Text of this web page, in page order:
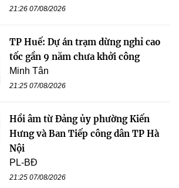
21:26 07/08/2026
TP Huế: Dự án trạm dừng nghỉ cao
tốc gần 9 năm chưa khởi công
Minh Tân
21:25 07/08/2026
Hồi âm từ Đảng ủy phường Kiến
Hưng và Ban Tiếp công dân TP Hà
Nội
PL-BĐ
21:25 07/08/2026